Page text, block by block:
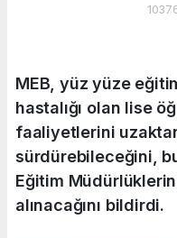
MEB, yüz yüze
hastalığı olan lise
faaliyetlerini
sürdürebileceğini,
Eğitim
alınacağını bildirdi.